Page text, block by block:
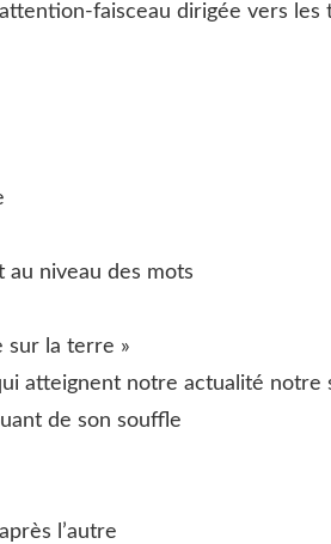
faisceau dirigée vers les
au niveau des mots
sur la terre »
atteignent notre actualité
de son souffle
l’autre